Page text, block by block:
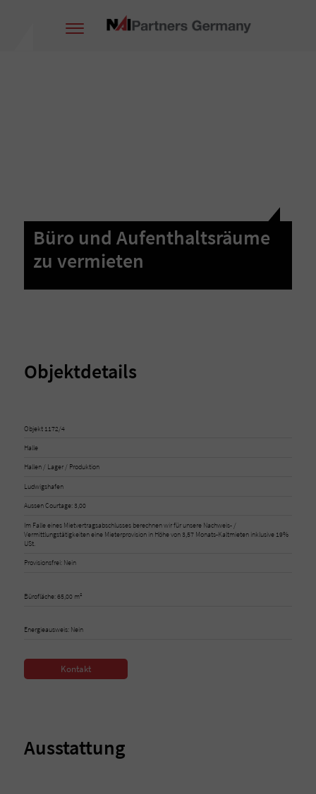
Büro und Aufenthaltsräume
zu vermieten
Objektdetails
Objekt 1172/4
Halle
Hallen / Lager / Produktion
Ludwigshafen
Aussen Courtage: 3,00
Im Falle eines Mietvertragsabschlusses berechnen wir für unsere Nachweis- /
Vermittlungstätigkeiten eine Mieterprovision in Höhe von 3,57 Monats-Kaltmieten inklusive 19%
USt.
Provisionsfrei: Nein
Bürofläche: 65,00 m²
Energieausweis: Nein
Kontakt
Ausstattung